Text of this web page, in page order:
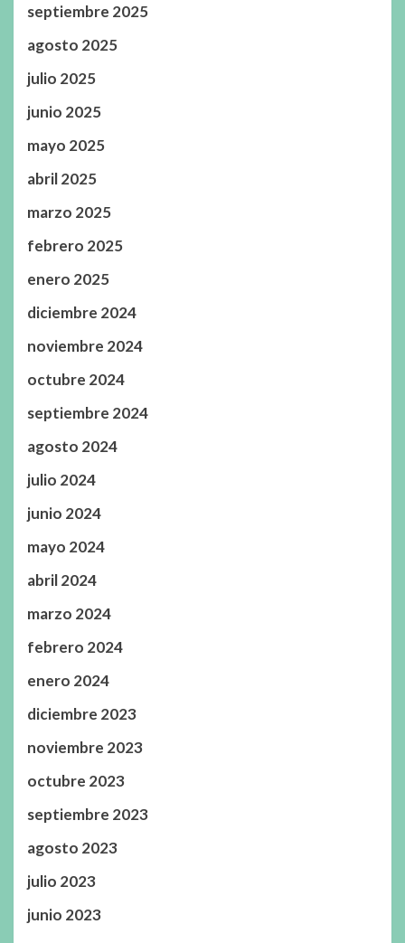
septiembre 2025
agosto 2025
julio 2025
junio 2025
mayo 2025
abril 2025
marzo 2025
febrero 2025
enero 2025
diciembre 2024
noviembre 2024
octubre 2024
septiembre 2024
agosto 2024
julio 2024
junio 2024
mayo 2024
abril 2024
marzo 2024
febrero 2024
enero 2024
diciembre 2023
noviembre 2023
octubre 2023
septiembre 2023
agosto 2023
julio 2023
junio 2023